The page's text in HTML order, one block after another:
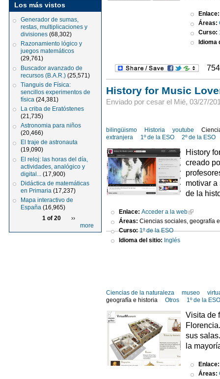
Los más vistos
Generador de sumas,
restas, multiplicaciones y
divisiones (68,302)
Razonamiento lógico y
juegos matemáticos
(29,761)
Buscador avanzado de
recursos (B.A.R.) (25,571)
Tianguis de Física:
sencillos experimentos de
física (24,381)
La criba de Eratóstenes
(21,735)
Astronomia para niños
(20,466)
El traje de astronauta
(19,090)
El reloj: las horas del día,
actividades, analógico y
digital...
(17,900)
Didáctica de matemáticas
en Primaria (17,237)
Mapa interactivo de
España (16,965)
1 of 20
››
more
Áreas:
Curso:
Idioma
History for Music
Enviado por cesar el Mié, 03/27/
bilingüismo Historia youtube
extranjera
1º de la ESO 2º de la ESO
History
creado
motivar
de la
Enlace:Acceder a la web
Áreas:Ciencias sociales, geografía
Curso:1º de la ESO
Idioma del sitio: Inglés
Ciencias de la naturaleza museo
geografía e historia
Otros 1º de la
Visita de
sus
la
Áreas: